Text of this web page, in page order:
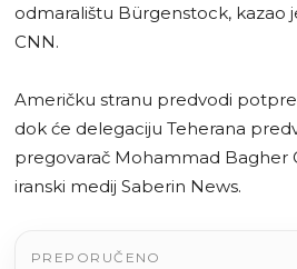
odmaralištu Bürgenstock, kazao
CNN.
Američku stranu predvodi
dok će delegaciju Teherana
pregovarač Mohammad Bagher
iranski medij Saberin News.
PREPORUČENO